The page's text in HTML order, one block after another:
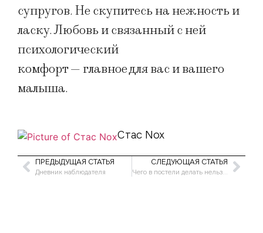
супругов. Не скупитесь на нежность и
ласку. Любовь и связанный с ней
психологический
комфорт — главное для вас и вашего
малыша.
Стас Nox
ПРЕДЫДУЩАЯ СТАТЬЯ
Дневник наблюдателя
СЛЕДУЮЩАЯ СТАТЬЯ
Чего в постели делать нельзя?!